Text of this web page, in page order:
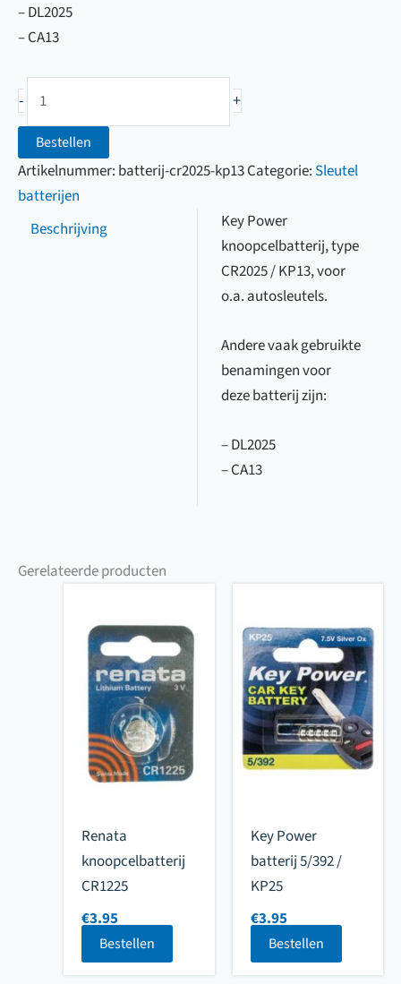
– DL2025
– CA13
-
batterij
CR2025
/
aantal
+
Bestellen
Artikelnummer: batterij-cr2025-kp13Categorie: Sleutel
batterijen
Beschrijving
Key Power
knoopcelbatterij, type
CR2025 / KP13, voor
o.a. autosleutels.
Andere vaak gebruikte
benamingen voor
deze batterij zijn:
– DL2025
– CA13
Gerelateerde producten
Renata
knoopcelbatterij
CR1225
€3.95
Bestellen
Key Power
batterij 5/392 /
KP25
€3.95
Bestellen